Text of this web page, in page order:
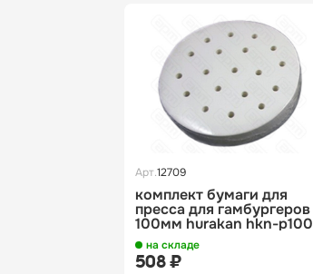
Арт.12709
комплект бумаги для
пресса для гамбургеров
100мм hurakan hkn-p100
на складе
508 ₽